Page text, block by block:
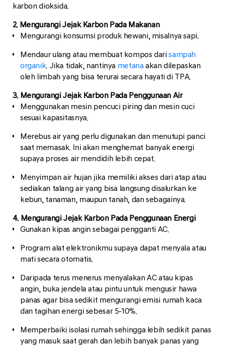
karbon dioksida.
2. Mengurangi Jejak Karbon Pada Makanan
Mengurangi konsumsi produk hewani, misalnya sapi.
Mendaur ulang atau membuat kompos dari sampah
organik. Jika tidak, nantinya metanaakan dilepaskan
oleh limbah yang bisa terurai secara hayati di TPA.
3. Mengurangi Jejak Karbon Pada Penggunaan Air
Menggunakan mesin pencuci piring dan mesin cuci
sesuai kapasitasnya.
Merebus air yang perlu digunakan dan menutupi panci
saat memasak. Ini akan menghemat banyak energi
supaya proses air mendidih lebih cepat.
Menyimpan air hujan jika memiliki akses dari atap atau
sediakan talang air yang bisa langsung disalurkan ke
kebun, tanaman, maupun tanah, dan sebagainya.
4. Mengurangi Jejak Karbon Pada Penggunaan Energi
Gunakan kipas angin sebagai pengganti AC.
Program alat elektronikmu supaya dapat menyala atau
mati secara otomatis.
Daripada terus menerus menyalakan AC atau kipas
angin, buka jendela atau pintu untuk mengusir hawa
panas agar bisa sedikit mengurangi emisi rumah kaca
dan tagihan energi sebesar 5-10%.
Memperbaiki isolasi rumah sehingga lebih sedikit panas
yang masuk saat gerah dan lebih banyak panas yang